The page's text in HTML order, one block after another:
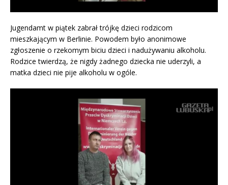
Jugendamt w piątek zabrał trójkę dzieci rodzicom
mieszkającym w Berlinie. Powodem było anonimowe
zgłoszenie o rzekomym biciu dzieci i nadużywaniu alkoholu.
Rodzice twierdzą, że nigdy żadnego dziecka nie uderzyli, a
matka dzieci nie pije alkoholu w ogóle.